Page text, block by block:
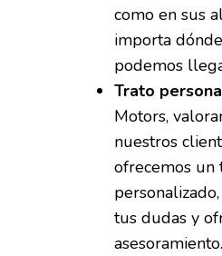
como en sus
importa
podemos
Trato
Motors,
nuestros
ofrecemos un
tus dudas y
asesoramiento.